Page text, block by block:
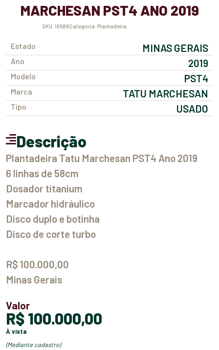
MARCHESAN PST4 ANO 2019
SKU: 19588 Categoria: Plantadeira
Estado MINAS GERAIS
Ano 2019
Modelo PST4
Marca TATU MARCHESAN
Tipo USADO
Descrição
Plantadeira Tatu Marchesan PST4 Ano 2019
6 linhas de 58cm
Dosador titanium
Marcador hidráulico
Disco duplo e botinha
Disco de corte turbo
R$ 100.000,00
Minas Gerais
Valor
R$ 100.000,00
à vista
(mediante cadastro)